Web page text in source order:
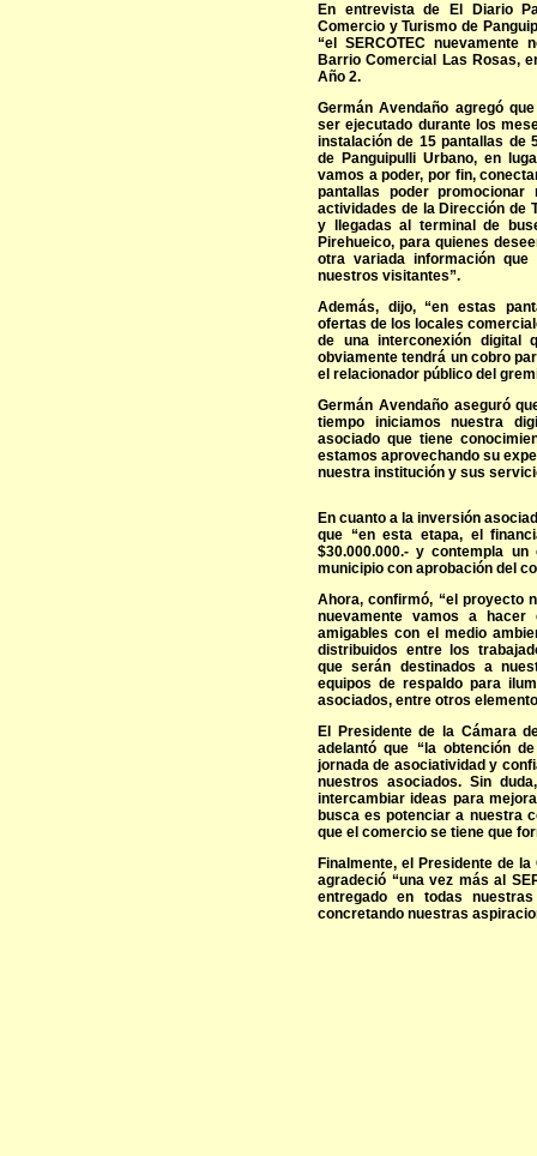
En entrevista de El Diario
Comercio y Turismo de
“el SERCOTEC
Barrio Comercial Las Rosas,
Año 2.
Germán Avendaño agregó
ser ejecutado durante los
instalación de 15 pantallas de
de Panguipulli Urbano, en
vamos a poder, por fin,
pantallas poder
actividades de la Dirección de
y llegadas al terminal de
Pirehueico, para quienes
otra variada información
nuestros visitantes”.
Además, dijo, “en estas
ofertas de los locales
de una interconexión
obviamente tendrá un cobro
el relacionador público del
Germán Avendaño aseguró
tiempo iniciamos nuestra
asociado que tiene
estamos aprovechando su
nuestra institución y sus
En cuanto a la inversión
que “en esta etapa, el
$30.000.000.- y contempla
municipio con aprobación del
Ahora, confirmó, “el proyecto
nuevamente vamos a hacer
amigables con el medio
distribuidos entre los
que serán destinados a
equipos de respaldo para
asociados, entre otros
El Presidente de la Cámara
adelantó que “la obtención
jornada de asociatividad y
nuestros asociados. Sin
intercambiar ideas para
busca es potenciar a nuestra
que el comercio se tiene que
Finalmente, el Presidente de
agradeció “una vez más al
entregado en todas
concretando nuestras